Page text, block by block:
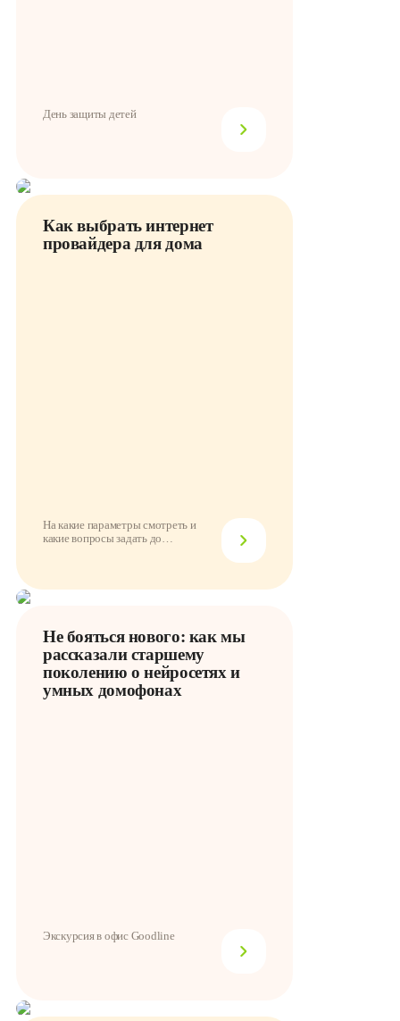
День защиты детей
Как выбрать интернет
провайдера для дома
На какие параметры смотреть и
какие вопросы задать до
Не бояться нового: как мы
рассказали старшему
поколению о нейросетях и
умных домофонах
Экскурсия в офис Goodline